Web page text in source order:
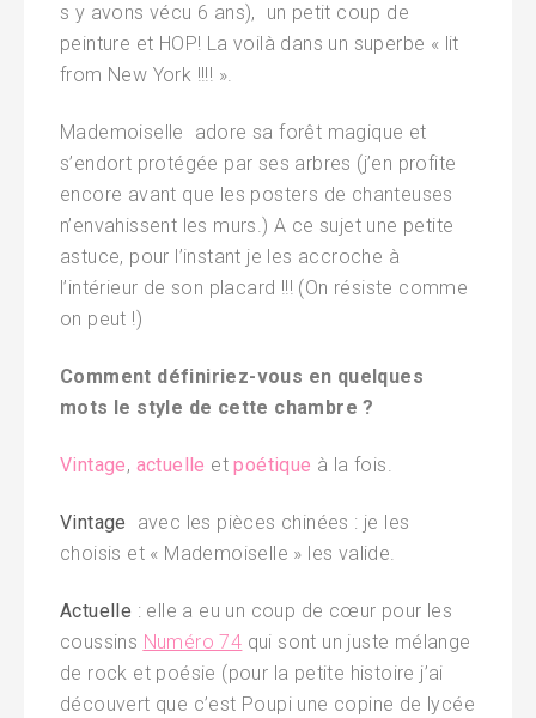
s y avons vécu 6 ans), un petit coup de
peinture et HOP! La voilà dans un superbe « lit
from New York !!!! ».
Mademoiselle adore sa forêt magique et
s’endort protégée par ses arbres (j’en profite
encore avant que les posters de chanteuses
n’envahissent les murs.) A ce sujet une petite
astuce, pour l’instant je les accroche à
l’intérieur de son placard !!! (On résiste comme
on peut !)
Comment définiriez-vous en quelques
mots le style de cette chambre ?
Vintage, actuelle etpoétique à la fois.
Vintage avec les pièces chinées : je les
choisis et « Mademoiselle » les valide.
Actuelle : elle a eu un coup de cœur pour les
coussins Numéro 74 qui sont un juste mélange
de rock et poésie (pour la petite histoire j’ai
découvert que c’est Poupi une copine de lycée